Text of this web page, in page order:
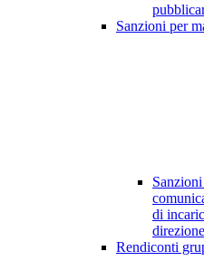
Sanzioni per
di
Rendiconti